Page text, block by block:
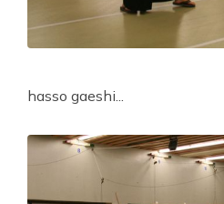
hasso gaeshi...